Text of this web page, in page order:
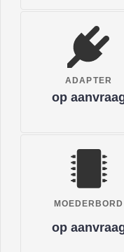
ADAPTER
op
MOEDERBORD
op